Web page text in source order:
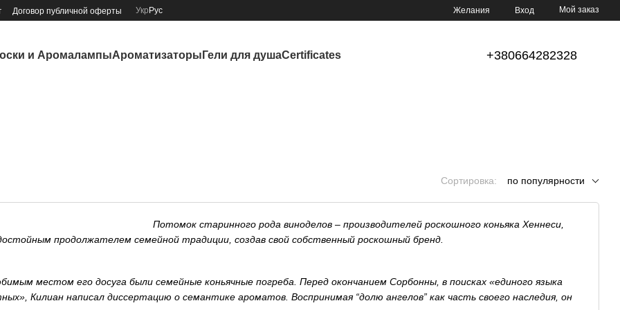
Договор публичной оферты Укр Рус Желания Вход Мой заказ
и АромалампыАроматизаторы Гели для душаCertificates +380664282328
Сортировка: по популярности
Потомок старинного рода виноделов – производителей роскошного коньяка Хеннеси,
продолжателем семейной традиции, создав свой собственный роскошный бренд.
местом его досуга были семейные коньячные погреба. Перед окончанием Сорбонны, в поисках «единого языка
Килиан написал диссертацию о семантике ароматов. Воспринимая “долю ангелов” как часть своего наследия, он